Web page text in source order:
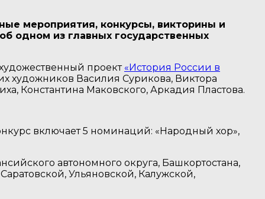
мероприятия, конкурсы, викторины и
одном из главных государственных
проект «История России в
художников Василия Сурикова, Виктора
Константина Маковского, Аркадия Пластова.
включает 5 номинаций: «Народный хор»,
автономного округа, Башкортостана,
Ульяновской, Калужской,